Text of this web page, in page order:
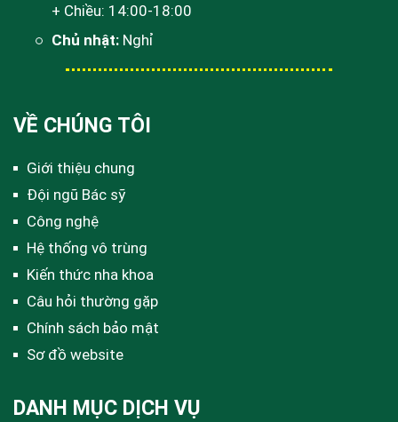
+ Chiều: 14:00-18:00
Chủ nhật: Nghỉ
VỀ CHÚNG TÔI
Giới thiệu chung
Đội ngũ Bác sỹ
Công nghệ
Hệ thống vô trùng
Kiến thức nha khoa
Câu hỏi thường gặp
Chính sách bảo mật
Sơ đồ website
DANH MỤC DỊCH VỤ